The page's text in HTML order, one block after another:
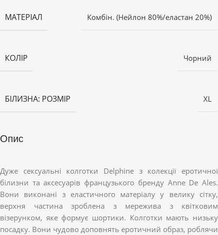
МАТЕРІАЛ Комбін. (Нейлон 80%/еластан 20%)
КОЛІР Чорний
БІЛИЗНА: РОЗМІР XL
Опис
Дуже сексуальні колготки Delphine з колекції еротичної
білизни та аксесуарів французького бренду Anne De Ales.
Вони виконані з еластичного матеріалу у велику сітку,
верхня частина зроблена з мережива з квітковим
візерунком, яке формує шортики. Колготки мають низьку
посадку. Вони чудово доповнять еротичний образ, роблячи